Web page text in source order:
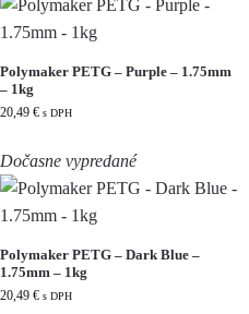
Polymaker PETG – Purple – 1.75mm
– 1kg
20,49 € s DPH
Dočasne vypredané
Polymaker PETG – Dark Blue –
1.75mm – 1kg
20,49 € s DPH